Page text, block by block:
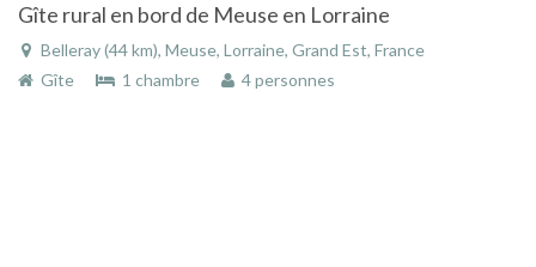
Gîte rural en bord de Meuse en Lorraine
Belleray (44 km), Meuse, Lorraine, Grand Est, France
Gîte
1 chambre 4 personnes